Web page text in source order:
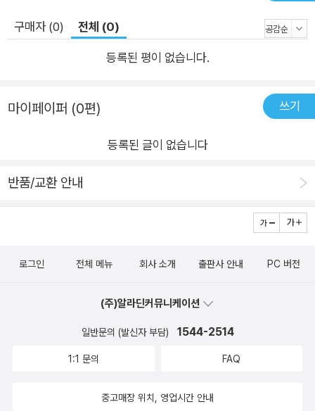
구매자 (0) 전체 (0)
등록된 평이 없습니다.
마이페이퍼 (0편) 쓰기
등록된 글이 없습니다
반품/교환 안내
로그인 전체 메뉴 회사 소개 출판사 안내 PC 버전
(주)알라딘커뮤니케이션
일반문의 (발신자 부담) 1544-2514
1:1 문의 FAQ
중고매장 위치, 영업시간 안내